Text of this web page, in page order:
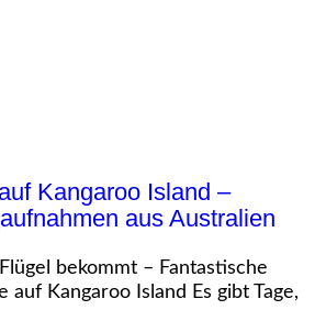
Kangaroo Island –
aus Australien
bekommt – Fantastische
auf Kangaroo Island Es gibt Tage,